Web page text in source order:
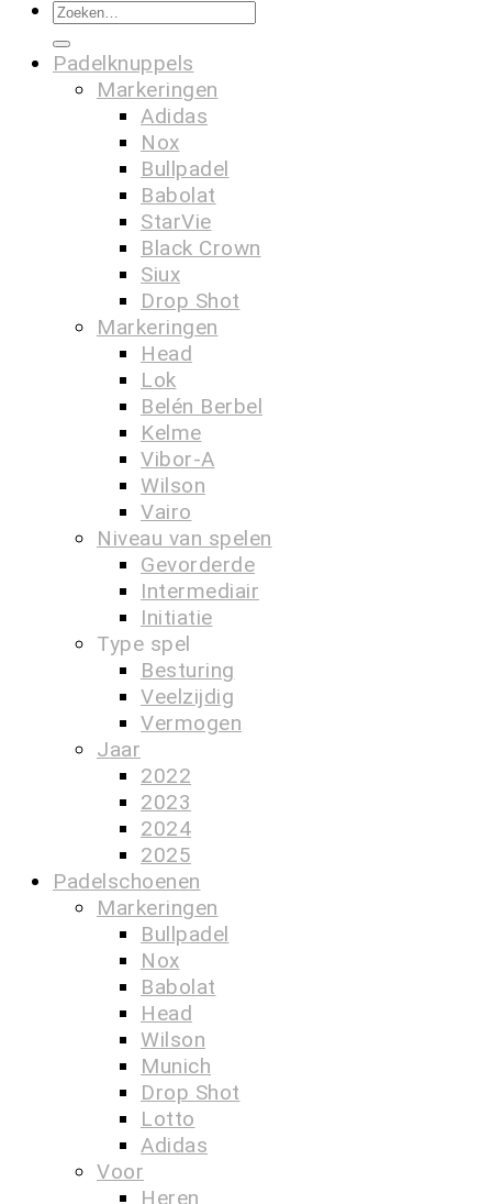
Padelknuppels
Markeringen
Adidas
Nox
Bullpadel
Babolat
StarVie
Black Crown
Siux
Drop Shot
Markeringen
Head
Lok
Belén Berbel
Kelme
Vibor-A
Wilson
Vairo
Niveau van spelen
Gevorderde
Intermediair
Initiatie
Type spel
Besturing
Veelzijdig
Vermogen
Jaar
2022
2023
2024
2025
Padelschoenen
Markeringen
Bullpadel
Nox
Babolat
Head
Wilson
Munich
Drop Shot
Lotto
Adidas
Voor
Heren